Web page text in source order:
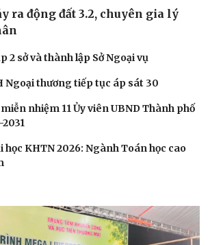
ra động đất 3.2, chuyên gia lý
2 sở và thành lập Sở Ngoại vụ
Ngoại thương tiếp tục áp sát 30
nhiệm 11 Ủy viên UBND Thành phố
KHTN 2026: Ngành Toán học cao